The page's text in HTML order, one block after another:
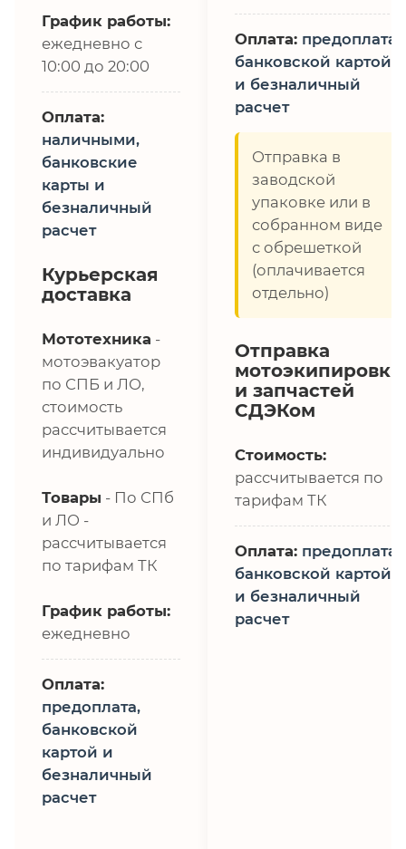
График работы:
ежедневно с
10:00 до 20:00
Оплата:
наличными,
банковские
карты и
безналичный
расчет
Курьерская
доставка
Мототехника -
мотоэвакуатор
по СПБ и ЛО,
стоимость
рассчитывается
индивидуально
Товары - По СПб
и ЛО -
рассчитывается
по тарифам ТК
График работы:
ежедневно
Оплата:
предоплата,
банковской
картой и
безналичный
расчет
Оплата: предоплата,
банковской картой
и безналичный
расчет
Отправка в
заводской
упаковке или в
собранном виде
с обрешеткой
(оплачивается
отдельно)
Отправка
мотоэкипировки
и запчастей
СДЭКом
Стоимость:
рассчитывается по
тарифам ТК
Оплата: предоплата,
банковской картой
и безналичный
расчет